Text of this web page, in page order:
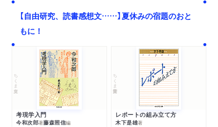
【自由研究、読書感想文……】夏休みの宿題のおと
もに！
ちくま文庫
考現学入門
今和次郎著藤森照信編
ちくま学芸文庫
レポートの組み立て方
木下是雄著